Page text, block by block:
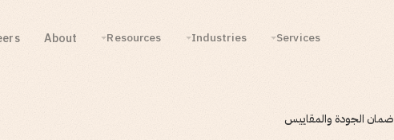
Services
Industries
Resources
About
ضمان الجودة والمقاييس